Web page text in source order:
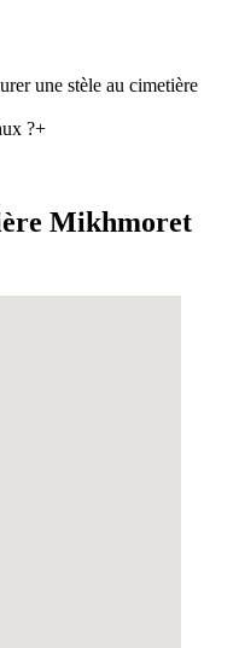
une stèle au cimetière
?+
Mikhmoret